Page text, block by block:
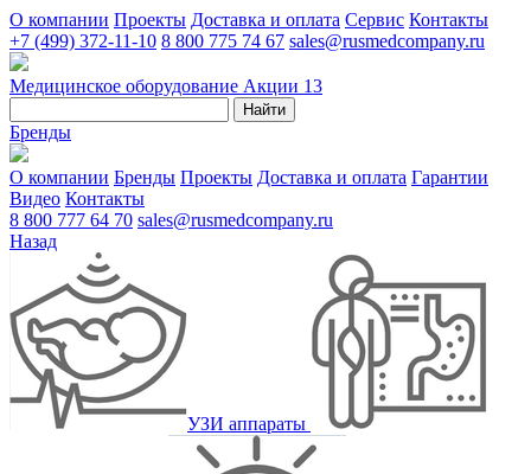
О компании Проекты Доставка и оплата Сервис Контакты
+7 (499) 372-11-10 8 800 775 74 67 sales@rusmedcompany.ru
Медицинское оборудование Акции 13
Найти
Бренды
О компании Бренды Проекты Доставка и оплата Гарантии
Видео Контакты
8 800 777 64 70 sales@rusmedcompany.ru
Назад
УЗИ аппараты